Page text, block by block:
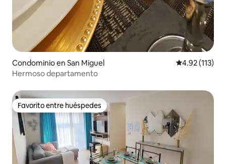
Condominio en San Miguel Calificación
4.92 (113)
Hermoso departamento
Favorito entre huéspedes
Favorito entre huéspedes